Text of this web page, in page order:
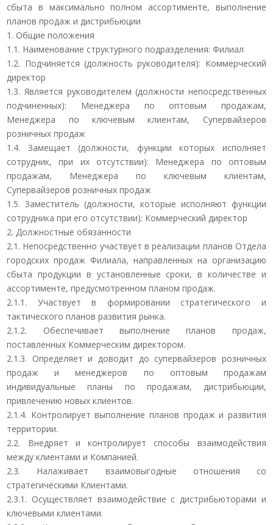
сбыта в максимально полном ассортименте, выполнение
планов продаж и дистрибьюции
1. Общие положения
1.1. Наименование структурного подразделения: Филиал
1.2. Подчиняется (должность руководителя): Коммерческий
директор
1.3. Является руководителем (должности непосредственных
подчиненных): Менеджера по оптовым продажам,
Менеджера по ключевым клиентам, Супервайзеров
розничных продаж
1.4. Замещает (должности, функции которых исполняет
сотрудник, при их отсутствии): Менеджера по оптовым
продажам, Менеджера по ключевым клиентам,
Супервайзеров розничных продаж
1.5. Заместитель (должности, которые исполняют функции
сотрудника при его отсутствии): Коммерческий директор
2. Должностные обязанности
2.1. Непосредственно участвует в реализации планов Отдела
городских продаж Филиала, направленных на организацию
сбыта продукции в установленные сроки, в количестве и
ассортименте, предусмотренном планом продаж.
2.1.1. Участвует в формировании стратегического и
тактического планов развития рынка.
2.1.2. Обеспечивает выполнение планов продаж,
поставленных Коммерческим директором.
2.1.3. Определяет и доводит до супервайзеров розничных
продаж и менеджеров по оптовым продажам
индивидуальные планы по продажам, дистрибьюции,
привлечению новых клиентов.
2.1.4. Контролирует выполнение планов продаж и развития
территории.
2.2. Внедряет и контролирует способы взаимодействия
между клиентами и Компанией.
2.3. Налаживает взаимовыгодные отношения со
стратегическими Клиентами.
2.3.1. Осуществляет взаимодействие с дистрибьюторами и
ключевыми клиентами.